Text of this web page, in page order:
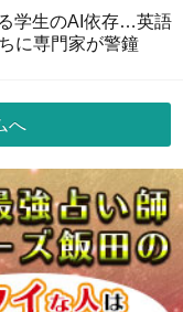
学生のAI依存…英語
に専門家が警鐘
へ